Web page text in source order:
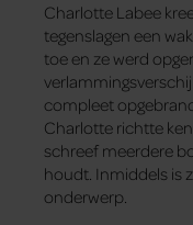
Charlotte Labee
tegenslagen een
toe en ze werd
compleet
Charlotte richtte
schreef meerdere
houdt. Inmiddels is
onderwerp.